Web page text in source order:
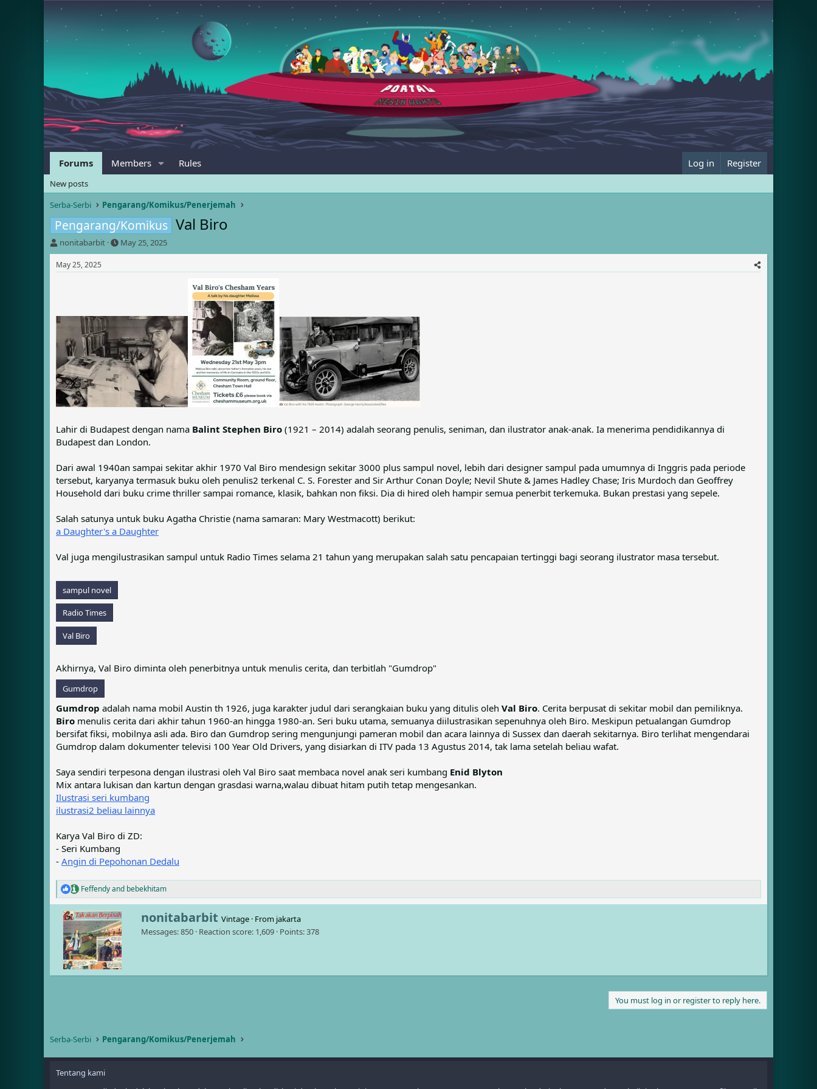
Forums Members Rules Log in Register
New posts
Serba-Serbi
Pengarang/Komikus/Penerjemah
Pengarang/Komikus Val Biro
T
h
r
e
t
e
r
nonitabarbit
S
t
r
t
May 25, 2025
May 25, 2025
Lahir di Budapest dengan nama Balint Stephen Biro (1921 – 2014) adalah seorang penulis, seniman, dan ilustrator anak-anak. Ia menerima pendidikannya di
Budapest dan London.
Dari awal 1940an sampai sekitar akhir 1970 Val Biro mendesign sekitar 3000 plus sampul novel, lebih dari designer sampul pada umumnya di Inggris pada periode
tersebut, karyanya termasuk buku oleh penulis2 terkenal C. S. Forester and Sir Arthur Conan Doyle; Nevil Shute & James Hadley Chase; Iris Murdoch dan Geoffrey
Household dari buku crime thriller sampai romance, klasik, bahkan non fiksi. Dia di hired oleh hampir semua penerbit terkemuka. Bukan prestasi yang sepele.
Salah satunya untuk buku Agatha Christie (nama samaran: Mary Westmacott) berikut:
a Daughter's a Daughter
Val juga mengilustrasikan sampul untuk Radio Times selama 21 tahun yang merupakan salah satu pencapaian tertinggi bagi seorang ilustrator masa tersebut.
sampul novel
Radio Times
Val Biro
Akhirnya, Val Biro diminta oleh penerbitnya untuk menulis cerita, dan terbitlah "Gumdrop"
Gumdrop
Gumdrop adalah nama mobil Austin th 1926, juga karakter judul dari serangkaian buku yang ditulis oleh Val Biro. Cerita berpusat di sekitar mobil dan pemiliknya.
Biro menulis cerita dari akhir tahun 1960-an hingga 1980-an. Seri buku utama, semuanya diilustrasikan sepenuhnya oleh Biro. Meskipun petualangan Gumdrop
bersifat fiksi, mobilnya asli ada. Biro dan Gumdrop sering mengunjungi pameran mobil dan acara lainnya di Sussex dan daerah sekitarnya. Biro terlihat mengendarai
Gumdrop dalam dokumenter televisi 100 Year Old Drivers, yang disiarkan di ITV pada 13 Agustus 2014, tak lama setelah beliau wafat.
Saya sendiri terpesona dengan ilustrasi oleh Val Biro saat membaca novel anak seri kumbang Enid Blyton
Mix antara lukisan dan kartun dengan grasdasi warna,walau dibuat hitam putih tetap mengesankan.
Ilustrasi seri kumbang
ilustrasi2 beliau lainnya
Karya Val Biro di ZD:
- Seri Kumbang
- Angin di Pepohonan Dedalu
R
e
a
c
o
n
s
Feffendyand bebekhitam
W
r
i
nonitabarbit Vintage · From jakarta
Messages 850 Reaction score 1,609 Points 378
You must log in or register to reply here.
Serba-Serbi Pengarang/Komikus/Penerjemah
Tentang kami